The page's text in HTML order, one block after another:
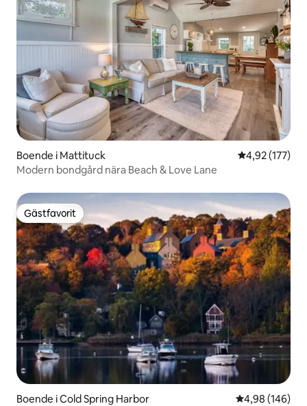
Boende i Mattituck 4,92 av 5 i
4,92 (177)
Modern bondgård nära Beach & Love Lane
Gästfavorit
Gästfavorit
Boende i Cold Spring Harbor 4,98 av 5 i
4,98 (146)